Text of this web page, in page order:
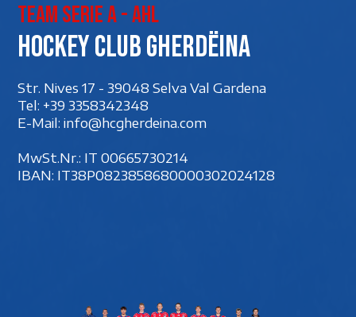
Team Serie A - AHL
Hockey club Gherdëina
Str. Nives 17 - 39048 Selva Val Gardena
Tel: +39 3358342348
E-Mail: info@hcgherdeina.com
MwSt.Nr.: IT 00‍665730214
IBAN: IT38P0823858680000302024128